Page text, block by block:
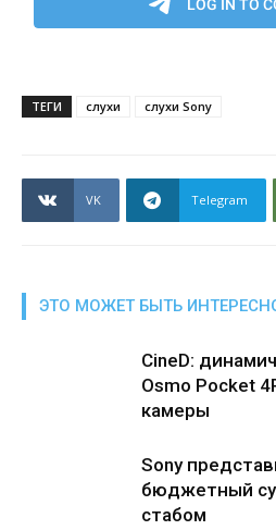
ТЕГИ слухи слухи Sony
VK Telegram
ЭТО МОЖЕТ БЫТЬ
CineD:
Osmo Pocket
камеры
Sony
бюджетный
стабом